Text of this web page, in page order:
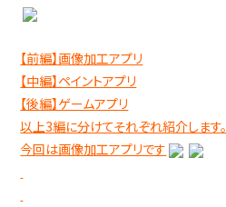
【前編】画像加工アプリ
【中編】ペイントアプリ
【後編】ゲームアプリ
以上3編に分けてそれぞれ紹介します。
今回は画像加工アプリです